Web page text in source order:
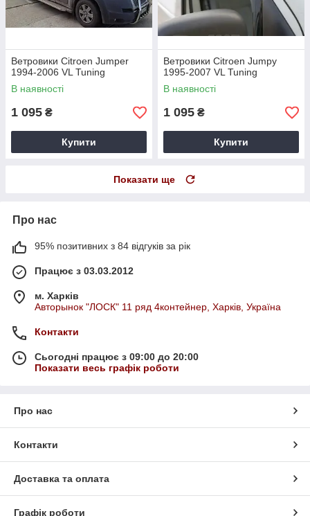
Ветровики Citroen Jumper
1994-2006 VL Tuning
В наявності
1 095 ₴
Купити
Ветровики Citroen Jumpy
1995-2007 VL Tuning
В наявності
1 095 ₴
Купити
Показати ще
Про нас
95% позитивних з 84 відгуків за рік
Працює з 03.03.2012
м. Харків
Авторынок "ЛОСК" 11 ряд 4контейнер, Харків, Україна
Контакти
Сьогодні працює з 09:00 до 20:00
Показати весь графік роботи
Про нас
Контакти
Доставка та оплата
Графік роботи